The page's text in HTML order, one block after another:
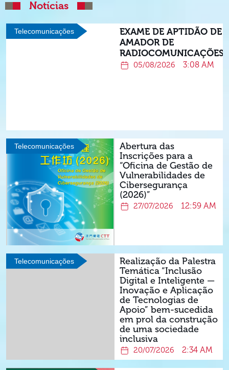
Notícias
Telecomunicações
EXAME DE APTIDÃO DE
AMADOR DE
RADIOCOMUNICAÇÕES
05/08/2026 3:08 AM
Telecomunicações
Abertura das
Inscrições para a
“Oficina de Gestão de
Vulnerabilidades de
Cibersegurança
(2026)”
27/07/2026 12:59 AM
Telecomunicações
Realização da Palestra
Temática “Inclusão
Digital e Inteligente —
Inovação e Aplicação
de Tecnologias de
Apoio” bem-sucedida
em prol da construção
de uma sociedade
inclusiva
20/07/2026 2:34 AM